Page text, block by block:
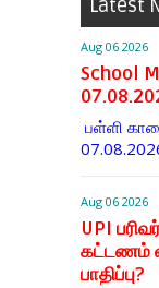
Latest
Aug 06 2026
School
பள்ளி
Aug 06 2026
UPI
கட்டணம்
பாதிப்பு?